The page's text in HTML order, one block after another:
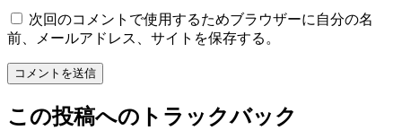
次回のコメントで使用するためブラウザーに自分の名
前、メールアドレス、サイトを保存する。
この投稿へのトラックバック